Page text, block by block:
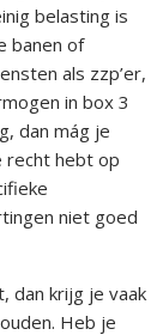
belasting is
banen of
als zzp’er,
in box 3
dan mág je
recht hebt op
niet goed
dan krijg je vaak
Heb je